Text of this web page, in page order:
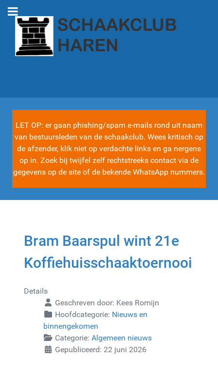
LET OP: er gaan phishing/spam e-mails rond uit naam
van bestuursleden van de schaakclub. Wees kritisch op
de afzender, klik niet op verdachte links en ga nergens
op in. Zoek bij twijfel zelf rechtstreeks contact via de
gegevens op de site of de bekende WhatsApp nummers.
Bram Baarspul wint 21e
Koffiehuisschaaktoernooi
Details
Geschreven door: Kees Romijn
Hoofdcategorie: Nieuws en
binnengekomen
Categorie: Algemeen nieuws
Gepubliceerd: 22 juni 2026